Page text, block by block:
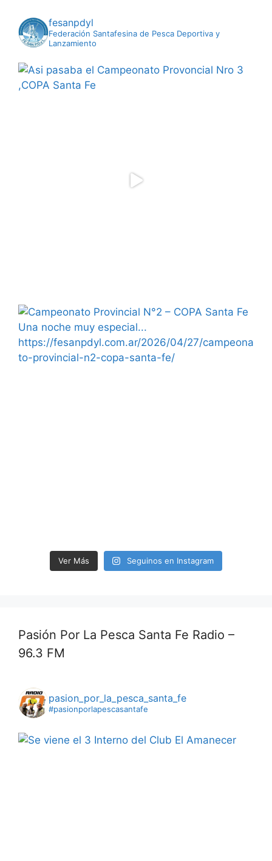
fesanpdyl
Federación Santafesina de Pesca Deportiva y
Lanzamiento
Ver Más Seguinos en Instagram
Pasión Por La Pesca Santa Fe Radio –
96.3 FM
pasion_por_la_pesca_santa_fe
#pasionporlapescasantafe